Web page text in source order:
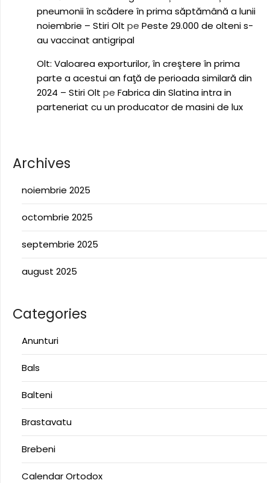
pneumonii în scădere în prima săptămână a lunii
noiembrie – Stiri Olt pe Peste 29.000 de olteni s-
au vaccinat antigripal
Olt: Valoarea exporturilor, în creştere în prima
parte a acestui an faţă de perioada similară din
2024 – Stiri Olt pe Fabrica din Slatina intra in
parteneriat cu un producator de masini de lux
Archives
noiembrie 2025
octombrie 2025
septembrie 2025
august 2025
Categories
Anunturi
Bals
Balteni
Brastavatu
Brebeni
Calendar Ortodox